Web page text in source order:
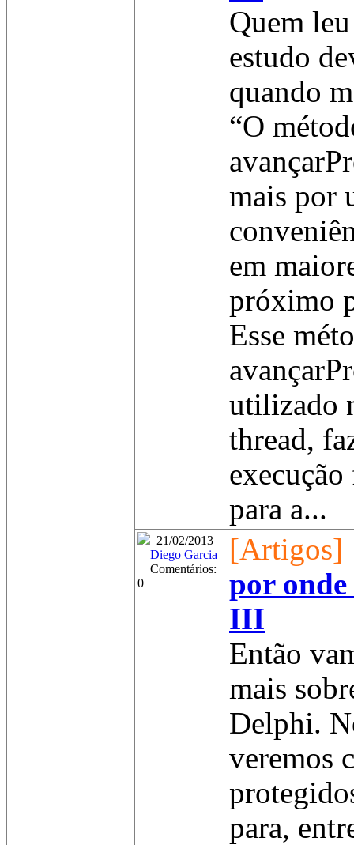
Quem
estudo
quando
“O
mais por
em
próximo
Esse
utilizado
thread,
para a...
21/02/2013
Diego Garcia
Comentários:
0
[Artigos]
por onde
III
Então
mais
Delphi.
veremos
para,